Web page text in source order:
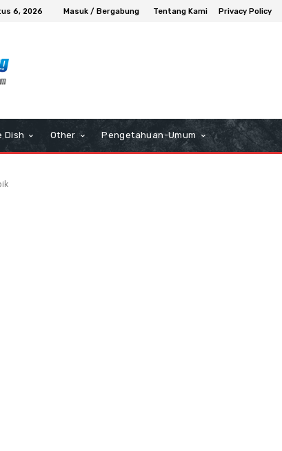
6, 2026 Masuk / Bergabung Tentang Kami Privacy Policy
Dish Other Pengetahuan-Umum